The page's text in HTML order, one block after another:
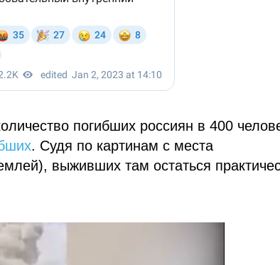
погибших россиян в 400
. Судя по картинам с места
выживших там остаться